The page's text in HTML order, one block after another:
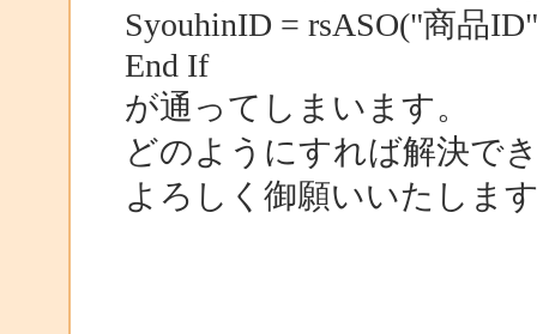
SyouhinID = rsASO("商品
End If
が通ってしまいます。
どのようにすれば解決で
よろしく御願いいたしま